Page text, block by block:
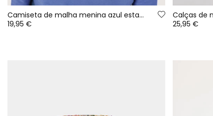
Camiseta de malha menina azul estampado arco-íris
19,95 €
Calças de
25,95 €